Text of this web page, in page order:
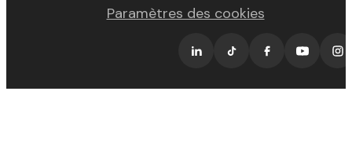
Paramètres des cookies